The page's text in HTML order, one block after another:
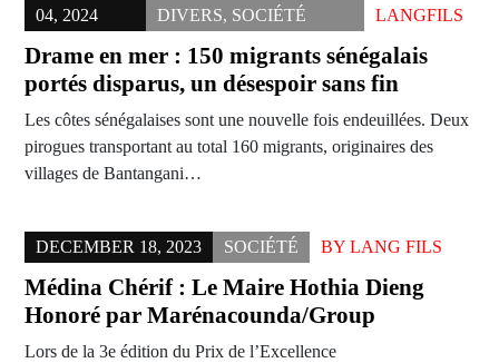
04, 2024
DIVERS, SOCIÉTÉ
LANGFILS
Drame en mer : 150 migrants sénégalais
portés disparus, un désespoir sans fin
Les côtes sénégalaises sont une nouvelle fois endeuillées. Deux
pirogues transportant au total 160 migrants, originaires des
villages de Bantangani…
DECEMBER 18, 2023 SOCIÉTÉ BY LANG FILS
Médina Chérif : Le Maire Hothia Dieng
Honoré par Marénacounda/Group
Lors de la 3e édition du Prix de l’Excellence